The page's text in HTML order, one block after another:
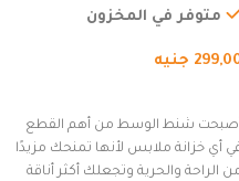
الجري العادي، المشي
متوفر في المخزون
جنيه
شنط الوسط من أهم القطع
أي خزانة ملابس لأنها تمنحك مزيدًا
الراحة والحرية وتجعلك أكثر أناقة